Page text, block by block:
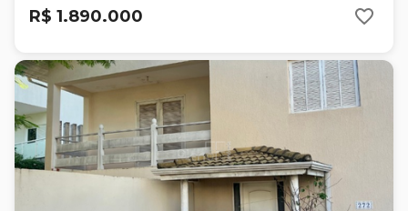
R$ 1.890.000